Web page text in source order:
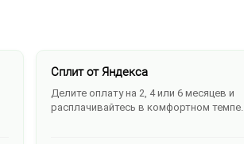
Сплит от Яндекса
Делите оплату на 2, 4 или 6 месяцев и
расплачивайтесь в комфортном темпе.